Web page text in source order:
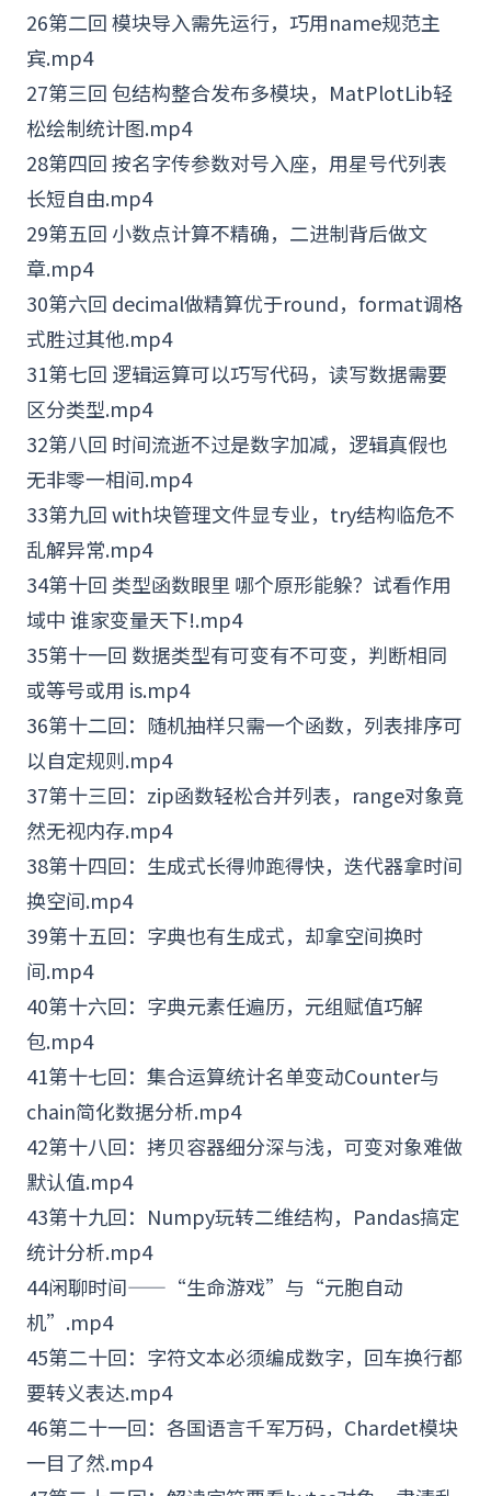
26第二回 模块导入需先运行，巧用name规范主
宾.mp4
27第三回 包结构整合发布多模块，MatPlotLib轻
松绘制统计图.mp4
28第四回 按名字传参数对号入座，用星号代列表
长短自由.mp4
29第五回 小数点计算不精确，二进制背后做文
章.mp4
30第六回 decimal做精算优于round，format调格
式胜过其他.mp4
31第七回 逻辑运算可以巧写代码，读写数据需要
区分类型.mp4
32第八回 时间流逝不过是数字加减，逻辑真假也
无非零一相间.mp4
33第九回 with块管理文件显专业，try结构临危不
乱解异常.mp4
34第十回 类型函数眼里 哪个原形能躲？试看作用
域中 谁家变量天下!.mp4
35第十一回 数据类型有可变有不可变，判断相同
或等号或用 is.mp4
36第十二回：随机抽样只需一个函数，列表排序可
以自定规则.mp4
37第十三回：zip函数轻松合并列表，range对象竟
然无视内存.mp4
38第十四回：生成式长得帅跑得快，迭代器拿时间
换空间.mp4
39第十五回：字典也有生成式，却拿空间换时
间.mp4
40第十六回：字典元素任遍历，元组赋值巧解
包.mp4
41第十七回：集合运算统计名单变动Counter与
chain简化数据分析.mp4
42第十八回：拷贝容器细分深与浅，可变对象难做
默认值.mp4
43第十九回：Numpy玩转二维结构，Pandas搞定
统计分析.mp4
44闲聊时间——“生命游戏”与“元胞自动
机”.mp4
45第二十回：字符文本必须编成数字，回车换行都
要转义表达.mp4
46第二十一回：各国语言千军万码，Chardet模块
一目了然.mp4